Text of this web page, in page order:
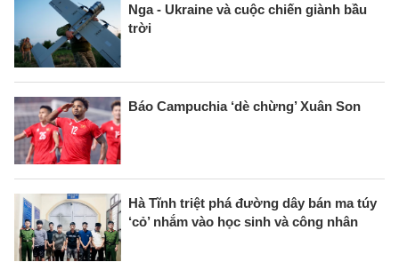
Nga - Ukraine và cuộc chiến giành bầu
trời
Báo Campuchia ‘dè chừng’ Xuân Son
Hà Tĩnh triệt phá đường dây bán ma túy
‘cỏ’ nhắm vào học sinh và công nhân